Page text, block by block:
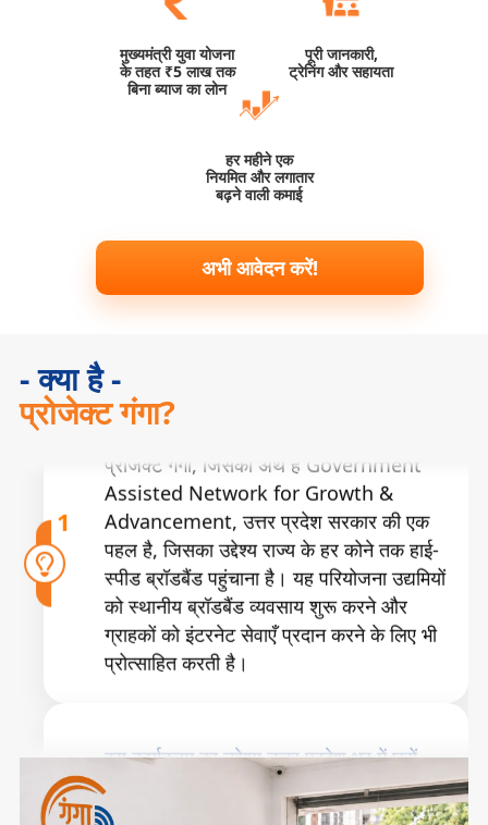
मुख्यमंत्री युवा योजना
के तहत ₹5 लाख तक
बिना ब्याज का लोन
पूरी जानकारी,
ट्रेनिंग और सहायता
हर महीने एक
नियमित और लगातार
बढ़ने वाली कमाई
अभी आवेदन करें!
- क्या है -
प्रोजेक्ट गंगा?
प्रोजेक्ट गंगा, जिसका अर्थ है Government
Assisted Network for Growth &
पहल है, जिसका उद्देश्य राज्य के हर कोने तक हाई-
स्पीड ब्रॉडबैंड पहुंचाना है। यह परियोजना उद्यमियों
को स्थानीय ब्रॉडबैंड व्यवसाय शुरू करने और
ग्राहकों को इंटरनेट सेवाएँ प्रदान करने के लिए भी
प्रोत्साहित करती है।
इस कार्यक्रम का उद्देश्य उत्तर प्रदेश भर में घरों,
प्रोजेक्ट गंगा के माध्यम से सरकार इच्छुक उद्यमियों
को अपना स्वयं का ब्रॉडबैंड व्यवसाय शुरू करने में